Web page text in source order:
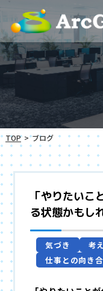
TOP ブログ
「やりたいこ
る状態かもし
気づき 考
仕事との向き